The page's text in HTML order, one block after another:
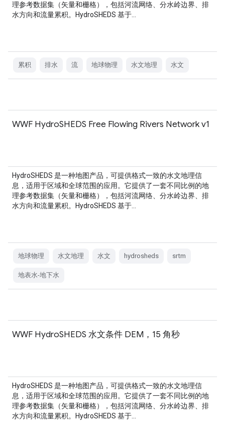
理参考数据集（矢量和栅格），包括河流网络、分水岭边界、排
水方向和流量累积。HydroSHEDS 基于…
累积 排水 流 地球物理 水文地理 水文
WWF HydroSHEDS Free Flowing Rivers Network v1
HydroSHEDS 是一种地图产品，可提供格式一致的水文地理信
息，适用于区域和全球范围的应用。它提供了一套不同比例的地
理参考数据集（矢量和栅格），包括河流网络、分水岭边界、排
水方向和流量累积。HydroSHEDS 基于…
地球物理 水文地理 水文 hydrosheds srtm
地表水-地下水
WWF HydroSHEDS 水文条件 DEM，15 角秒
HydroSHEDS 是一种地图产品，可提供格式一致的水文地理信
息，适用于区域和全球范围的应用。它提供了一套不同比例的地
理参考数据集（矢量和栅格），包括河流网络、分水岭边界、排
水方向和流量累积。HydroSHEDS 基于…